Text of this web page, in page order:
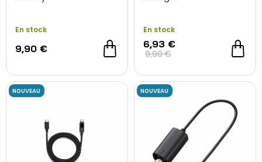
En stock
9,90 €
En stock
6,93 €
9,90 €